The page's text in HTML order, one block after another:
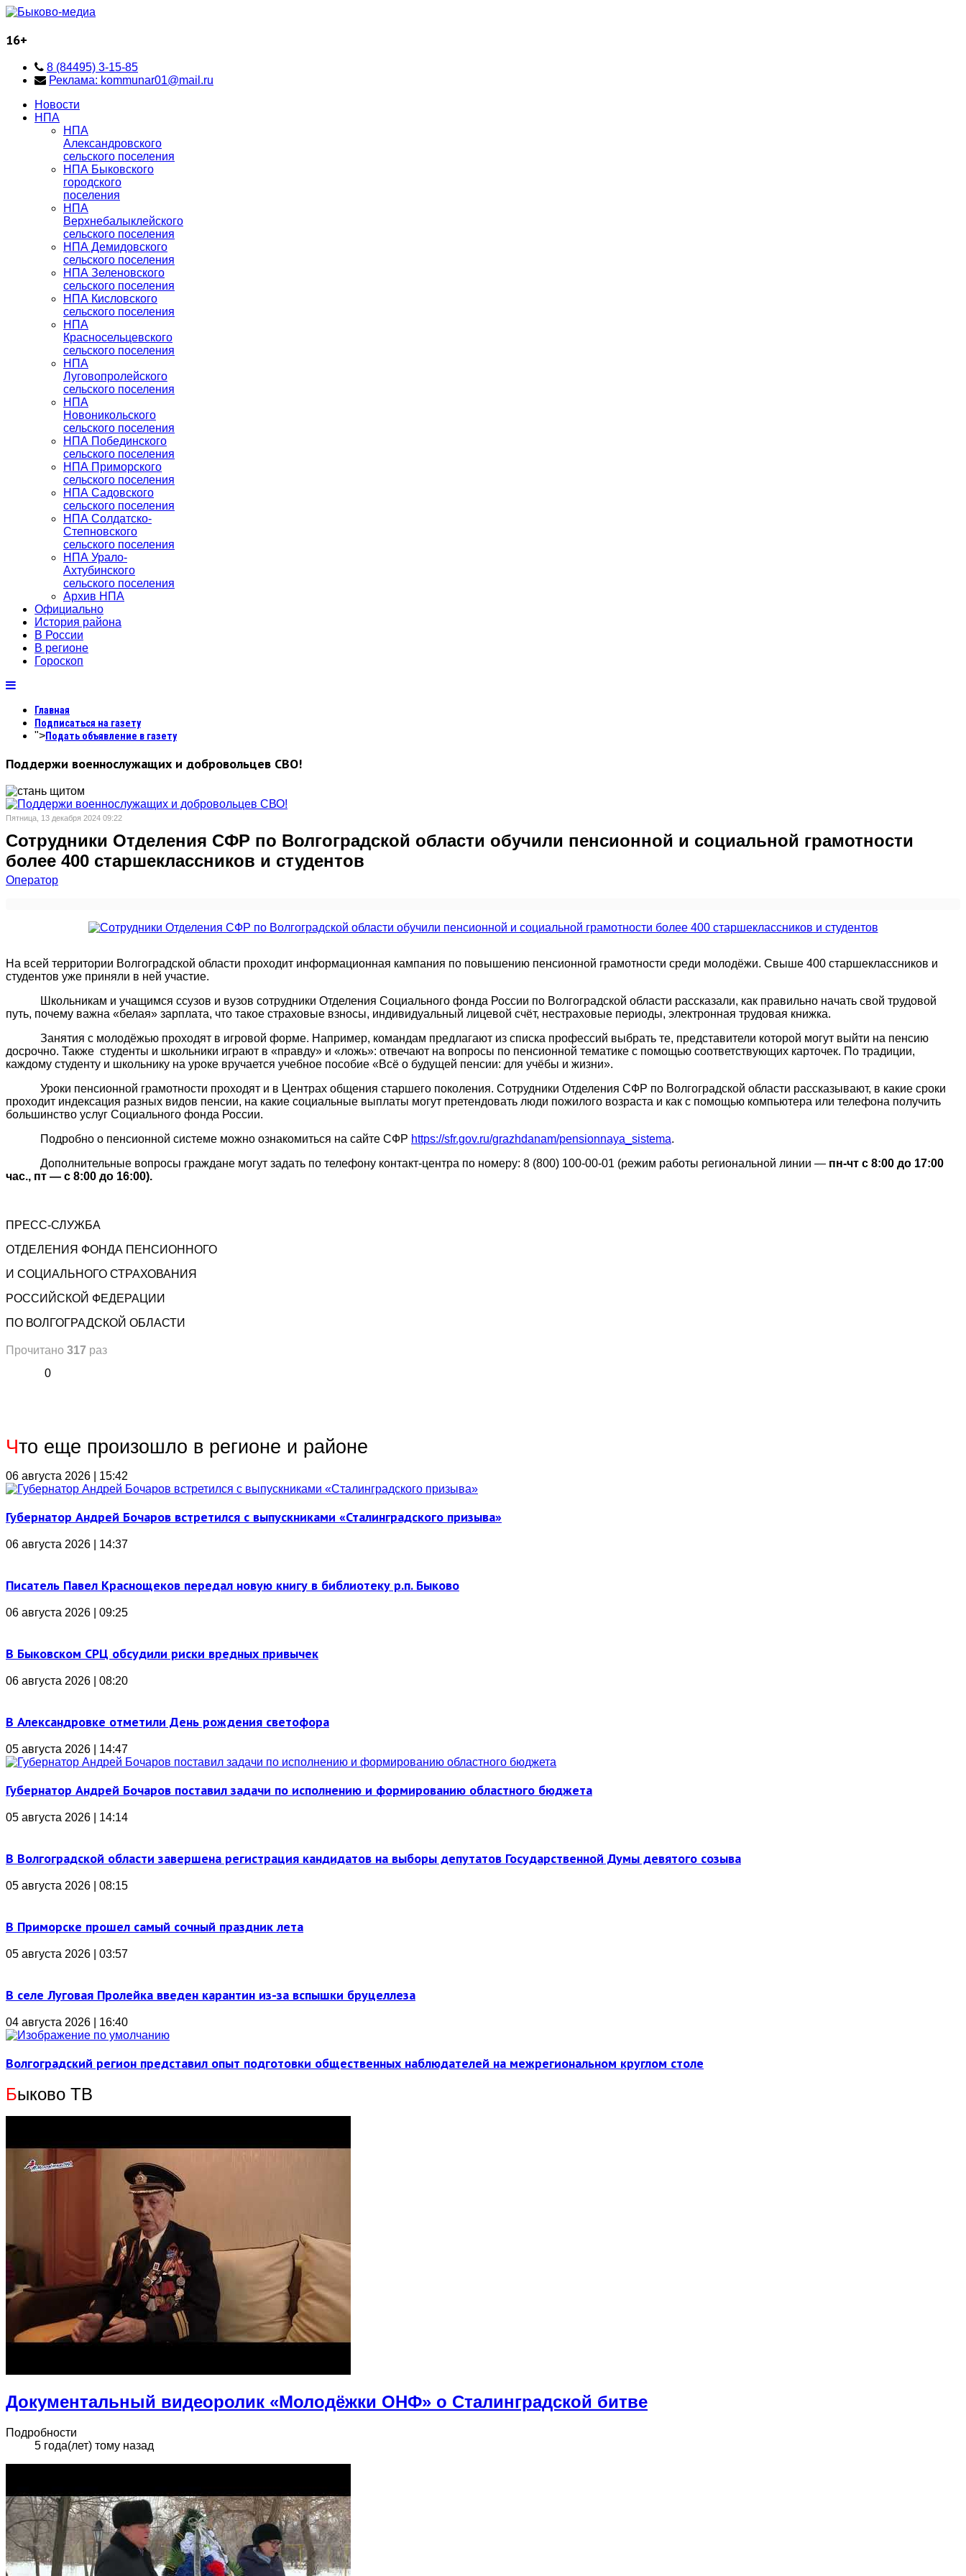
16+
8 (84495) 3-15-85
Реклама: kommunar01@mail.ru
Новости
НПА
НПА
Александровского
сельского поселения
НПА Быковского
городского
поселения
НПА
Верхнебалыклейского
сельского поселения
НПА Демидовского
сельского поселения
НПА Зеленовского
сельского поселения
НПА Кисловского
сельского поселения
НПА
Красносельцевского
сельского поселения
НПА
Луговопролейского
сельского поселения
НПА
Новоникольского
сельского поселения
НПА Побединского
сельского поселения
НПА Приморского
сельского поселения
НПА Садовского
сельского поселения
НПА Солдатско-
Степновского
сельского поселения
НПА Урало-
Ахтубинского
сельского поселения
Архив НПА
Официально
История района
В России
В регионе
Гороскоп
Главная
Подписаться на газету
">Подать объявление в газету
Поддержи военнослужащих и добровольцев СВО!
Пятница, 13 декабря 2024 09:22
Сотрудники Отделения СФР по Волгоградской области обучили пенсионной и социальной грамотности
более 400 старшеклассников и студентов
Оператор
На всей территории Волгоградской области проходит информационная кампания по повышению пенсионной грамотности среди молодёжи. Свыше 400 старшеклассников и
студентов уже приняли в ней участие.
Школьникам и учащимся ссузов и вузов сотрудники Отделения Социального фонда России по Волгоградской области рассказали, как правильно начать свой трудовой
путь, почему важна «белая» зарплата, что такое страховые взносы, индивидуальный лицевой счёт, нестраховые периоды, электронная трудовая книжка.
Занятия с молодёжью проходят в игровой форме. Например, командам предлагают из списка профессий выбрать те, представители которой могут выйти на пенсию
досрочно. Также студенты и школьники играют в «правду» и «ложь»: отвечают на вопросы по пенсионной тематике с помощью соответствующих карточек. По традиции,
каждому студенту и школьнику на уроке вручается учебное пособие «Всё о будущей пенсии: для учёбы и жизни».
Уроки пенсионной грамотности проходят и в Центрах общения старшего поколения. Сотрудники Отделения СФР по Волгоградской области рассказывают, в какие сроки
проходит индексация разных видов пенсии, на какие социальные выплаты могут претендовать люди пожилого возраста и как с помощью компьютера или телефона получить
большинство услуг Социального фонда России.
Подробно о пенсионной системе можно ознакомиться на сайте СФР https://sfr.gov.ru/grazhdanam/pensionnaya_sistema.
Дополнительные вопросы граждане могут задать по телефону контакт-центра по номеру: 8 (800) 100-00-01 (режим работы региональной линии — пн-чт с 8:00 до 17:00
час., пт — с 8:00 до 16:00).
ПРЕСС-СЛУЖБА
ОТДЕЛЕНИЯ ФОНДА ПЕНСИОННОГО
И СОЦИАЛЬНОГО СТРАХОВАНИЯ
РОССИЙСКОЙ ФЕДЕРАЦИИ
ПО ВОЛГОГРАДСКОЙ ОБЛАСТИ
Прочитано 317 раз
0
Что еще произошло в регионе и районе
06 августа 2026 | 15:42
Губернатор Андрей Бочаров встретился с выпускниками «Сталинградского призыва»
06 августа 2026 | 14:37
Писатель Павел Краснощеков передал новую книгу в библиотеку р.п. Быково
06 августа 2026 | 09:25
В Быковском СРЦ обсудили риски вредных привычек
06 августа 2026 | 08:20
В Александровке отметили День рождения светофора
05 августа 2026 | 14:47
Губернатор Андрей Бочаров поставил задачи по исполнению и формированию областного бюджета
05 августа 2026 | 14:14
В Волгоградской области завершена регистрация кандидатов на выборы депутатов Государственной Думы девятого созыва
05 августа 2026 | 08:15
В Приморске прошел самый сочный праздник лета
05 августа 2026 | 03:57
В селе Луговая Пролейка введен карантин из-за вспышки бруцеллеза
04 августа 2026 | 16:40
Волгоградский регион представил опыт подготовки общественных наблюдателей на межрегиональном круглом столе
Быково ТВ
Документальный видеоролик «Молодёжки ОНФ» о Сталинградской битве
Подробности
5 года(лет) тому назад